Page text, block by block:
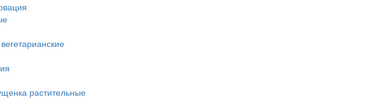
растительные